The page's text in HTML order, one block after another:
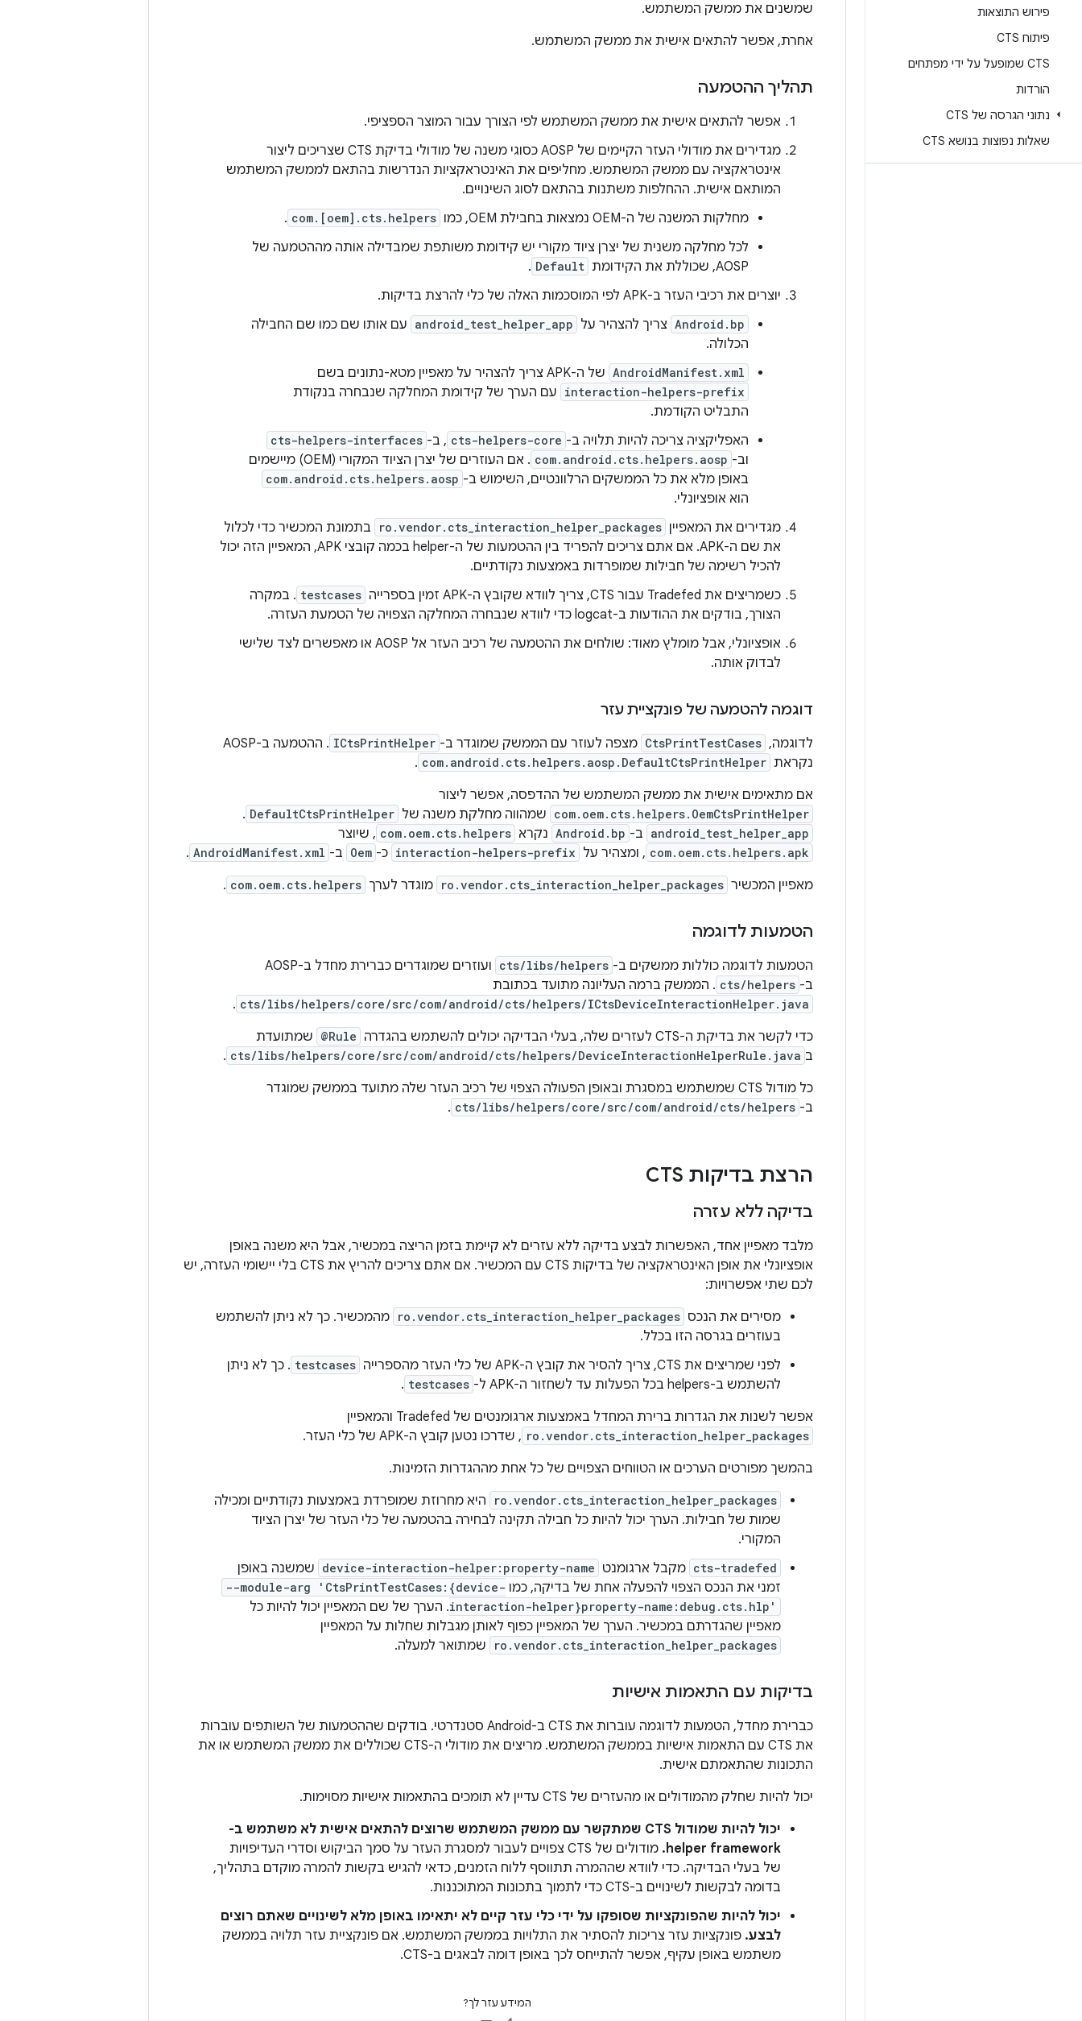
פירוש התוצאות
פיתוח CTS
CTS שמופעל על ידי מפתחים
הורדות
נתוני הגרסה של CTS
שאלות נפוצות בנושא CTS
שמשנים את ממשק המשתמש.
אחרת, אפשר להתאים אישית את ממשק המשתמש.
תהליך ההטמעה
אפשר להתאים אישית את ממשק המשתמש לפי הצורך עבור המוצר הספציפי.
מגדירים את מודולי העזר הקיימים של AOSP כסוגי משנה של מודולי בדיקת CTS שצריכים ליצור
אינטראקציה עם ממשק המשתמש. מחליפים את האינטראקציות הנדרשות בהתאם לממשק המשתמש
המותאם אישית. ההחלפות משתנות בהתאם לסוג השינויים.
מחלקות המשנה של ה-OEM נמצאות בחבילת OEM, כמו
com.[oem].cts.helpers
.
לכל מחלקה משנית של יצרן ציוד מקורי יש קידומת משותפת שמבדילה אותה מההטמעה של
AOSP, שכוללת את הקידומת
Default
.
יוצרים את רכיבי העזר ב-APK לפי המוסכמות האלה של כלי להרצת בדיקות.
Android.bp צריך להצהיר על android_test_helper_app עם אותו שם כמו שם החבילה
הכלולה.
AndroidManifest.xml של ה-APK צריך להצהיר על מאפיין מטא-נתונים בשם
interaction-helpers-prefix עם הערך של קידומת המחלקה שנבחרה בנקודת
התבליט הקודמת.
האפליקציה צריכה להיות תלויה ב- cts-helpers-core , ב- cts-helpers-interfaces
וב- com.android.cts.helpers.aosp
. אם העוזרים של יצרן הציוד המקורי (OEM) מיישמים
באופן מלא את כל הממשקים הרלוונטיים, השימוש ב- com.android.cts.helpers.aosp
הוא אופציונלי.
מגדירים את המאפיין ro.vendor.cts_interaction_helper_packages
בתמונת המכשיר כדי לכלול
את שם ה-APK. אם אתם צריכים להפריד בין ההטמעות של ה-helper בכמה קובצי APK, המאפיין הזה יכול
להכיל רשימה של חבילות שמופרדות באמצעות נקודתיים.
כשמריצים את Tradefed עבור CTS, צריך לוודא שקובץ ה-APK זמין בספרייה
testcases . במקרה
הצורך, בודקים את ההודעות ב-logcat כדי לוודא שנבחרה המחלקה הצפויה של הטמעת העזרה.
אופציונלי, אבל מומלץ מאוד: שולחים את ההטמעה של רכיב העזר אל AOSP או מאפשרים לצד שלישי
לבדוק אותה.
דוגמה להטמעה של פונקציית עזר
לדוגמה, CtsPrintTestCases מצפה לעוזר עם הממשק שמוגדר ב- ICtsPrintHelper
. ההטמעה ב-AOSP
נקראת com.android.cts.helpers.aosp.DefaultCtsPrintHelper
.
אם מתאימים אישית את ממשק המשתמש של ההדפסה, אפשר ליצור
com.oem.cts.helpers.OemCtsPrintHelper שמהווה מחלקת משנה של DefaultCtsPrintHelper
.
android_test_helper_app ב- Android.bp נקרא com.oem.cts.helpers , שיוצר
com.oem.cts.helpers.apk , ומצהיר על interaction-helpers-prefix כ- Oem ב- AndroidManifest.xml
.
מאפיין המכשיר ro.vendor.cts_interaction_helper_packages מוגדר לערך com.oem.cts.helpers
.
הטמעות לדוגמה
הטמעות לדוגמה כוללות ממשקים ב- cts/libs/helpers
ועוזרים שמוגדרים כברירת מחדל ב-AOSP
ב- cts/helpers . הממשק ברמה העליונה מתועד בכתובת
cts/libs/helpers/core/src/com/android/cts/helpers/ICtsDeviceInteractionHelper.java
.
כדי לקשר את בדיקת ה-CTS לעזרים שלה, בעלי הבדיקה יכולים להשתמש בהגדרה
@Rule שמתועדת
ב cts/libs/helpers/core/src/com/android/cts/helpers/DeviceInteractionHelperRule.java
.
כל מודול CTS שמשתמש במסגרת ובאופן הפעולה הצפוי של רכיב העזר שלה מתועד בממשק שמוגדר
ב- cts/libs/helpers/core/src/com/android/cts/helpers
.
הרצת בדיקות CTS
בדיקה ללא עזרה
מלבד מאפיין אחד, האפשרות לבצע בדיקה ללא עזרים לא קיימת בזמן הריצה במכשיר, אבל היא משנה באופן
אופציונלי את אופן האינטראקציה של בדיקות CTS עם המכשיר. אם אתם צריכים להריץ את CTS בלי יישומי העזרה, יש
לכם שתי אפשרויות:
מסירים את הנכס ro.vendor.cts_interaction_helper_packages מהמכשיר. כך לא ניתן להשתמש
בעוזרים בגרסה הזו בכלל.
לפני שמריצים את CTS, צריך להסיר את קובץ ה-APK של כלי העזר מהספרייה
testcases . כך לא ניתן
להשתמש ב-helpers בכל הפעלות עד לשחזור ה-APK ל-
testcases
.
אפשר לשנות את הגדרות ברירת המחדל באמצעות ארגומנטים של Tradefed והמאפיין
ro.vendor.cts_interaction_helper_packages , שדרכו נטען קובץ ה-APK של כלי העזר.
בהמשך מפורטים הערכים או הטווחים הצפויים של כל אחת מההגדרות הזמינות.
ro.vendor.cts_interaction_helper_packages
היא מחרוזת שמופרדת באמצעות נקודתיים ומכילה
שמות של חבילות. הערך יכול להיות כל חבילה תקינה לבחירה בהטמעה של כלי העזר של יצרן הציוד
המקורי.
cts-tradefed מקבל ארגומנט device-interaction-helper:property-name שמשנה באופן
זמני את הנכס הצפוי להפעלה אחת של בדיקה, כמו --module-arg 'CtsPrintTestCases:{device-
interaction-helper}property-name:debug.cts.hlp'. הערך של שם המאפיין יכול להיות כל
מאפיין שהגדרתם במכשיר. הערך של המאפיין כפוף לאותן מגבלות שחלות על המאפיין
ro.vendor.cts_interaction_helper_packages שמתואר למעלה.
בדיקות עם התאמות אישיות
כברירת מחדל, הטמעות לדוגמה עוברות את CTS ב-Android סטנדרטי. בודקים שההטמעות של השותפים עוברות
את CTS עם התאמות אישיות בממשק המשתמש. מריצים את מודולי ה-CTS שכוללים את ממשק המשתמש או את
התכונות שהתאמתם אישית.
יכול להיות שחלק מהמודולים או מהעזרים של CTS עדיין לא תומכים בהתאמות אישיות מסוימות.
יכול להיות שמודול CTS שמתקשר עם ממשק המשתמש שרוצים להתאים אישית לא משתמש ב-
helper framework.
מודולים של CTS צפויים לעבור למסגרת העזר על סמך הביקוש וסדרי העדיפויות
של בעלי הבדיקה. כדי לוודא שההמרה תתווסף ללוח הזמנים, כדאי להגיש בקשות להמרה מוקדם בתהליך,
בדומה לבקשות לשינויים ב-CTS כדי לתמוך בתכונות המתוכננות.
יכול להיות שהפונקציות שסופקו על ידי כלי עזר קיים לא יתאימו באופן מלא לשינויים שאתם רוצים
לבצע. פונקציות עזר צריכות להסתיר את התלויות בממשק המשתמש. אם פונקציית עזר תלויה בממשק
משתמש באופן עקיף, אפשר להתייחס לכך באופן דומה לבאגים ב-CTS.
המידע עזר לך?